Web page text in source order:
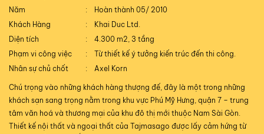
Năm
Hoàn thành 05/ 2010
Khách Hàng
Khai Duc Ltd.
Diện tích
4.300 m2, 3 tầng
Phạm vi công việc
Từ thiết kế ý tưởng kiến trúc đến thi công.
Nhân sự chủ chốt
Axel Korn
Chú trọng vào những khách hàng thượng đế, đây là một trong những
khách sạn sang trọng nằm trong khu vực Phú Mỹ Hưng, quận 7 – trung
tâm văn hoá và thương mại của khu đô thị mới thuộc Nam Sài Gòn.
Thiết kế nội thất và ngoại thất của Tajmasago được lấy cảm hứng từ